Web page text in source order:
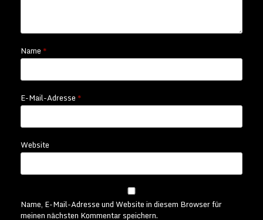
Name*
E-Mail-Adresse*
Website
Name, E-Mail-Adresse und Website in diesem Browser für
meinen nächsten Kommentar speichern.